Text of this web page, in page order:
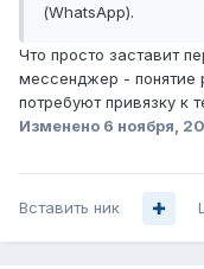
(WhatsApp).
Что просто заставит
мессенджер - понятие
потребуют привязку к
Изменено 6 ноября,
Вставить ник